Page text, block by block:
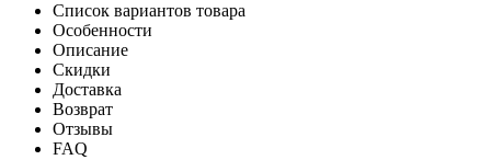
Список вариантов товара
Особенности
Описание
Скидки
Доставка
Возврат
Отзывы
FAQ